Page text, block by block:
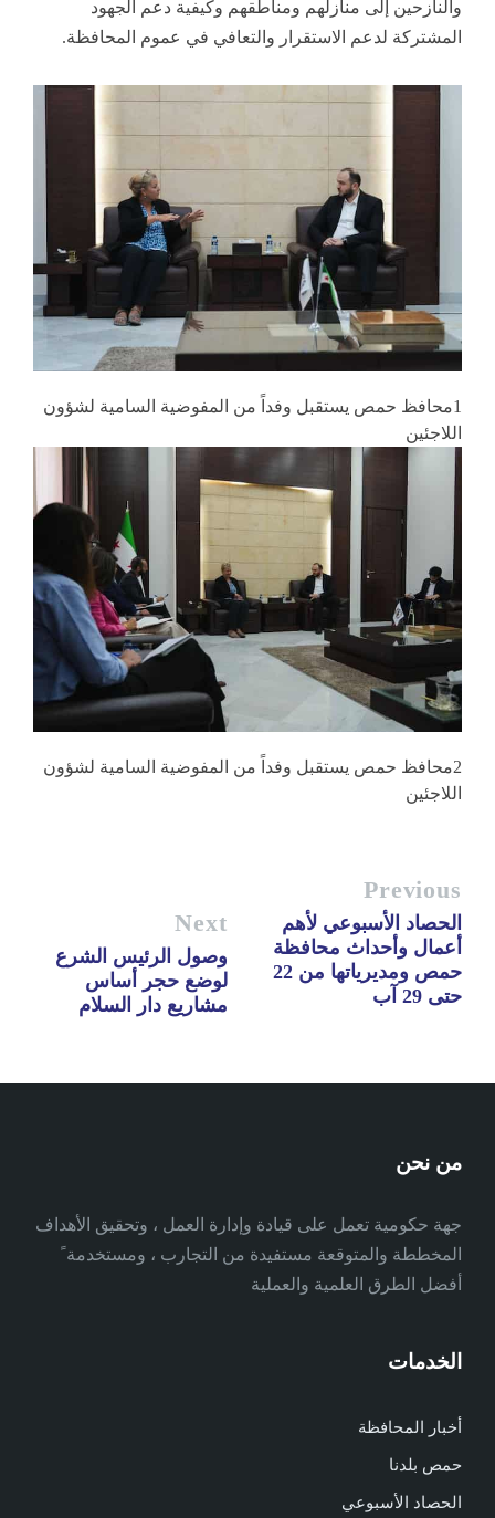
والنازحين إلى منازلهم ومناطقهم وكيفية دعم الجهود
المشتركة لدعم الاستقرار والتعافي في عموم المحافظة.
1محافظ حمص يستقبل وفداً من المفوضية السامية لشؤون
اللاجئين
2محافظ حمص يستقبل وفداً من المفوضية السامية لشؤون
اللاجئين
Previous
الحصاد الأسبوعي لأهم
أعمال وأحداث محافظة
حمص ومديرياتها من 22
حتى 29 آب
Next
وصول الرئيس الشرع
لوضع حجر أساس
مشاريع دار السلام
من نحن
جهة حكومية تعمل على قيادة وإدارة العمل ، وتحقيق الأهداف
المخططة والمتوقعة مستفيدة من التجارب ، ومستخدمة ً
أفضل الطرق العلمية والعملية
الخدمات
أخبار المحافظة
حمص بلدنا
الحصاد الأسبوعي